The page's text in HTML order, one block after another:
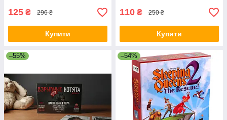
125 ₴ 296 ₴
Купити
110 ₴ 250 ₴
Купити
–55% –54%